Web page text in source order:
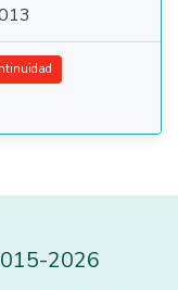
-2026